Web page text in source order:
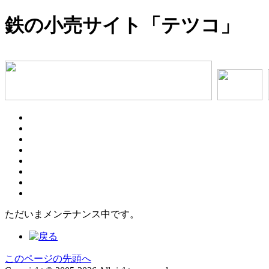
鉄の小売サイト「テツコ」
ただいまメンテナンス中です。
このページの先頭へ